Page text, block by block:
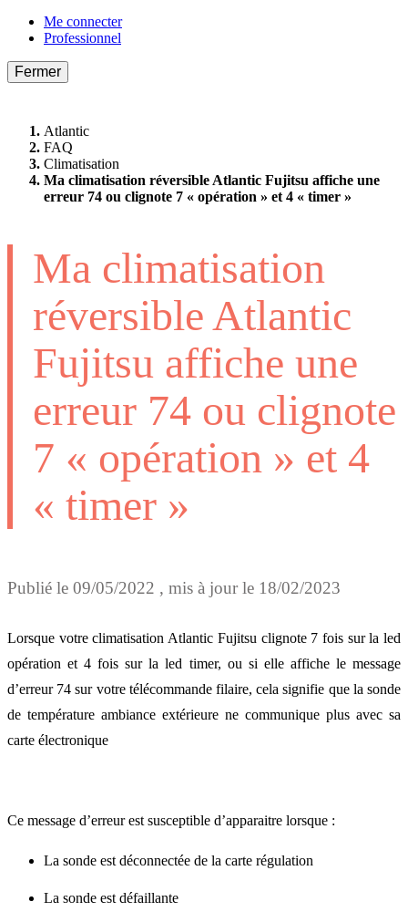
Me connecter
Professionnel
Fermer
Atlantic
FAQ
Climatisation
Ma climatisation réversible Atlantic Fujitsu affiche une
erreur 74 ou clignote 7 « opération » et 4 « timer »
Ma climatisation
réversible Atlantic
Fujitsu affiche une
erreur 74 ou clignote
7 « opération » et 4
« timer »
Publié le 09/05/2022 , mis à jour le 18/02/2023
Lorsque votre climatisation Atlantic Fujitsu clignote 7 fois sur la led
opération et 4 fois sur la led timer, ou si elle affiche le message
d’erreur 74 sur votre télécommande filaire, cela signifie que la sonde
de température ambiance extérieure ne communique plus avec sa
carte électronique
Ce message d’erreur est susceptible d’apparaitre lorsque :
La sonde est déconnectée de la carte régulation
La sonde est défaillante